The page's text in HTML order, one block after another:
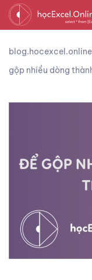
blog.hocexcel.online
gộp nhiều dòng